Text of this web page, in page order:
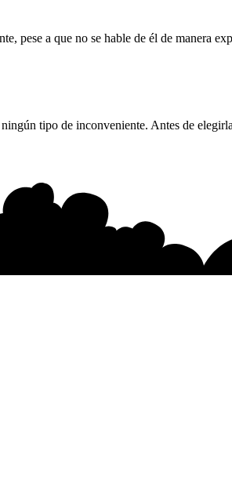
pese a que no se hable de él de manera
tipo de inconveniente. Antes de